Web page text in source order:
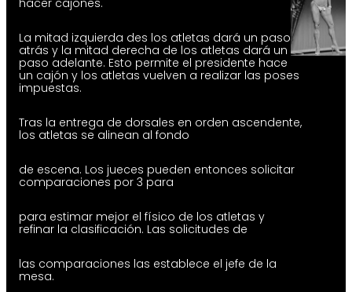
La mitad izquierda des los atletas dará un paso
atrás y la mitad derecha de los atletas dará un
paso adelante. Esto permite el presidente hace
un cajón y los atletas vuelven a realizar las poses
impuestas.
Tras la entrega de dorsales en orden ascendente,
los atletas se alinean al fondo
de escena. Los jueces pueden entonces solicitar
comparaciones por 3 para
para estimar mejor el físico de los atletas y
refinar la clasificación. Las solicitudes de
las comparaciones las establece el jefe de la
mesa.